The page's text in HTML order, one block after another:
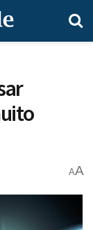
AA